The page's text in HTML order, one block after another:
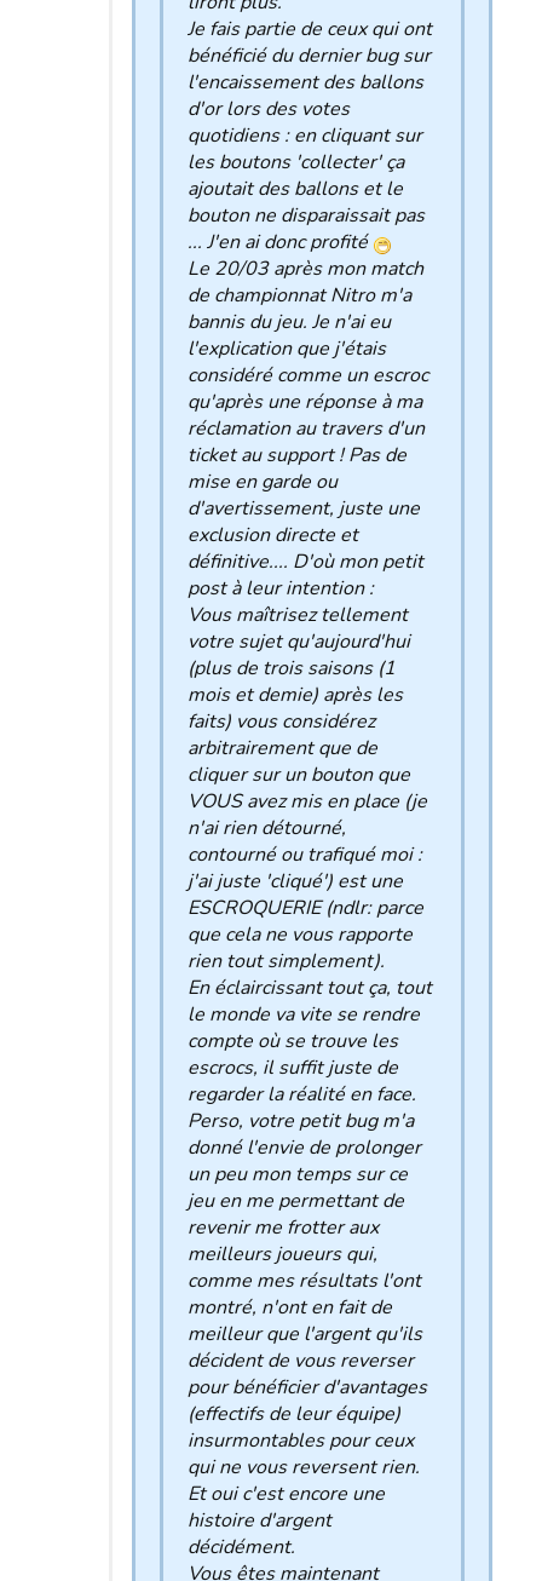
Je fais partie de ceux qui ont
bénéficié du dernier bug sur
l'encaissement des ballons
d'or lors des votes
quotidiens : en cliquant sur
les boutons 'collecter' ça
ajoutait des ballons et le
bouton ne disparaissait pas
... J'en ai donc profité
Le 20/03 après mon match
de championnat Nitro m'a
bannis du jeu. Je n'ai eu
l'explication que j'étais
considéré comme un escroc
qu'après une réponse à ma
réclamation au travers d'un
ticket au support ! Pas de
mise en garde ou
d'avertissement, juste une
exclusion directe et
définitive.... D'où mon petit
post à leur intention :
Vous maîtrisez tellement
votre sujet qu'aujourd'hui
(plus de trois saisons (1
mois et demie) après les
faits) vous considérez
arbitrairement que de
cliquer sur un bouton que
VOUS avez mis en place (je
n'ai rien détourné,
contourné ou trafiqué moi :
j'ai juste 'cliqué') est une
ESCROQUERIE (ndlr: parce
que cela ne vous rapporte
rien tout simplement).
En éclaircissant tout ça, tout
le monde va vite se rendre
compte où se trouve les
escrocs, il suffit juste de
regarder la réalité en face.
Perso, votre petit bug m'a
donné l'envie de prolonger
un peu mon temps sur ce
jeu en me permettant de
revenir me frotter aux
meilleurs joueurs qui,
comme mes résultats l'ont
montré, n'ont en fait de
meilleur que l'argent qu'ils
décident de vous reverser
pour bénéficier d'avantages
(effectifs de leur équipe)
insurmontables pour ceux
qui ne vous reversent rien.
Et oui c'est encore une
histoire d'argent
décidément.
Vous êtes maintenant